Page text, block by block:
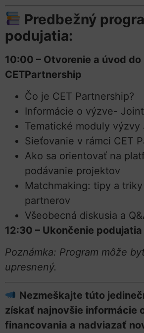
Predbežný
podujatia:
10:00 – Otvorenie a úvod do
CETPartnership
Čo je CET Partnership?
Informácie o výzve-
Tematické moduly
Sieťovanie v rámci CET
Ako sa orientovať na
podávanie projektov
Matchmaking: tipy a
partnerov
Všeobecná diskusia a
12:30 – Ukončenie podujatia
Poznámka: Program môže
upresnený.
Nezmeškajte túto
získať najnovšie informácie
financovania a nadviazať